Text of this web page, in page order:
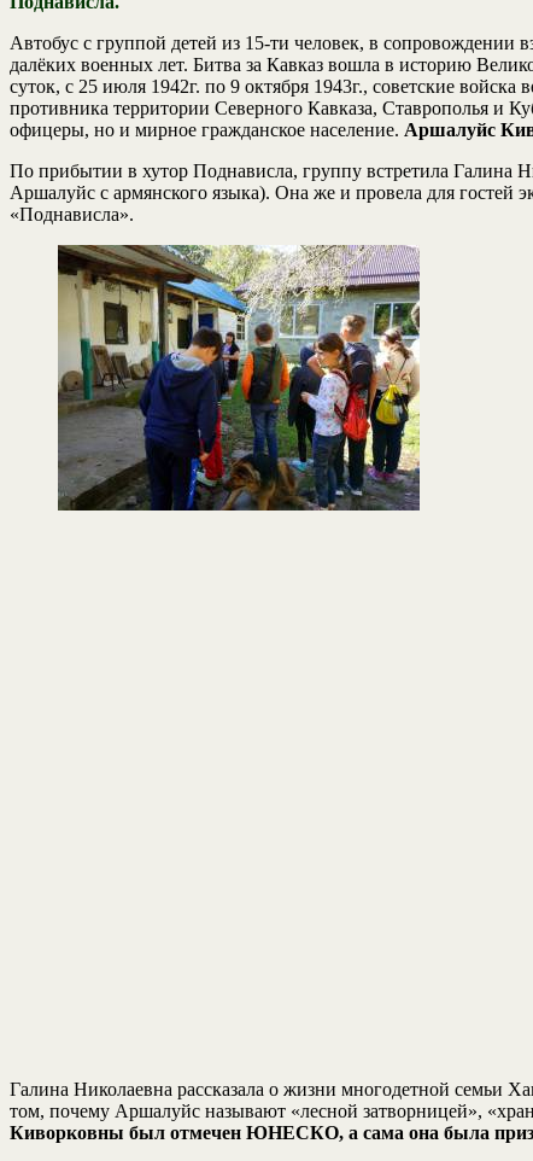
Автобус с группой детей из 15-ти человек, в сопровождении
далёких военных лет. Битва за Кавказ вошла в историю
суток, с 25 июля 1942г. по 9 октября 1943г., советские
противника территории Северного Кавказа, Ставрополья и
офицеры, но и мирное гражданское население. Аршалуйс
По прибытии в хутор Поднависла, группу встретила Галина
Аршалуйс с армянского языка). Она же и провела для
«Поднависла».
Галина Николаевна рассказала о жизни многодетной семьи
том, почему Аршалуйс называют «лесной затворницей»,
Киворковны был отмечен ЮНЕСКО, а сама она была